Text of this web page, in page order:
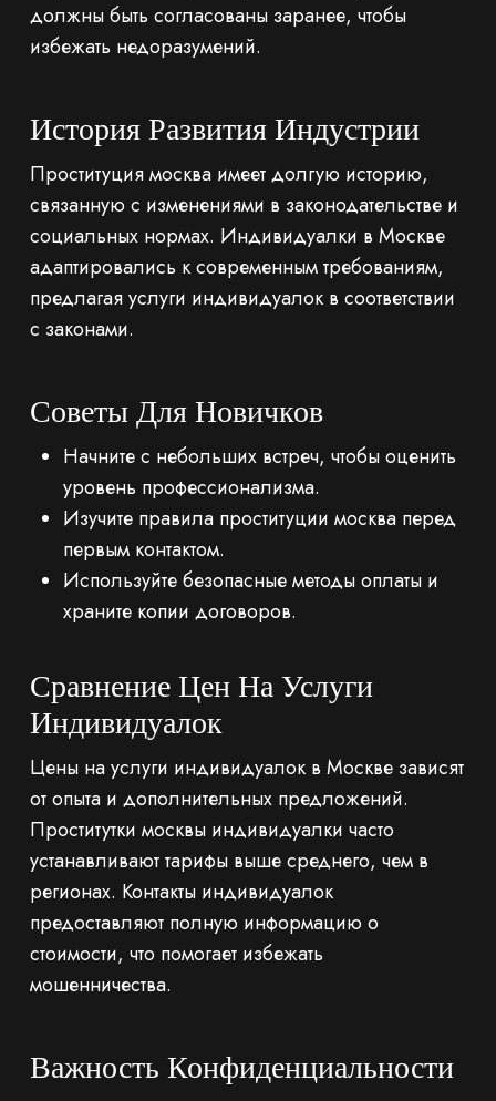
должны быть согласованы заранее, чтобы
избежать недоразумений.
История Развития Индустрии
Проституция москва имеет долгую историю,
связанную с изменениями в законодательстве и
социальных нормах. Индивидуалки в Москве
адаптировались к современным требованиям,
предлагая услуги индивидуалок в соответствии
с законами.
Советы Для Новичков
Начните с небольших встреч, чтобы оценить
уровень профессионализма.
Изучите правила проституции москва перед
первым контактом.
Используйте безопасные методы оплаты и
храните копии договоров.
Сравнение Цен На Услуги
Индивидуалок
Цены на услуги индивидуалок в Москве зависят
от опыта и дополнительных предложений.
Проститутки москвы индивидуалки часто
устанавливают тарифы выше среднего, чем в
регионах. Контакты индивидуалок
предоставляют полную информацию о
стоимости, что помогает избежать
мошенничества.
Важность Конфиденциальности